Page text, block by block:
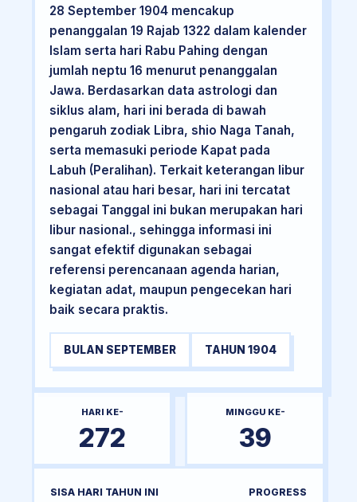
28 September 1904 mencakup
penanggalan 19 Rajab 1322 dalam kalender
Islam serta hari Rabu Pahing dengan
jumlah neptu 16 menurut penanggalan
Jawa. Berdasarkan data astrologi dan
siklus alam, hari ini berada di bawah
pengaruh zodiak Libra, shio Naga Tanah,
serta memasuki periode Kapat pada
Labuh (Peralihan). Terkait keterangan libur
nasional atau hari besar, hari ini tercatat
sebagai Tanggal ini bukan merupakan hari
libur nasional., sehingga informasi ini
sangat efektif digunakan sebagai
referensi perencanaan agenda harian,
kegiatan adat, maupun pengecekan hari
baik secara praktis.
BULAN SEPTEMBER TAHUN 1904
HARI KE-
272
MINGGU KE-
39
SISA HARI TAHUN INI PROGRESS